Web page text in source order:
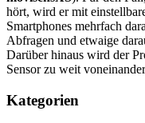
hört, wird er mit
Smartphones mehrfach
Abfragen und etwaige
Darüber hinaus wird der
Sensor zu weit
Kategorien